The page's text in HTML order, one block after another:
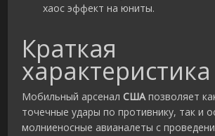
хаос эффект на юниты.
Краткая
Мобильный арсенал СШАпозволяет
точечные удары по противнику, так и
молниеносные авианалеты с